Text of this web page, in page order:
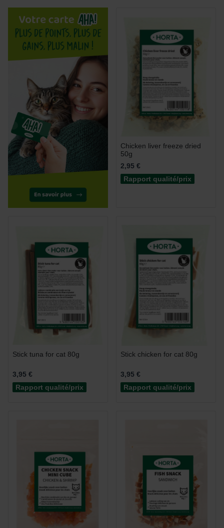
Chicken liver freeze dried
50g
2,95 €
Rapport qualité/prix
Stick tuna for cat 80g
3,95 €
Rapport qualité/prix
Stick chicken for cat 80g
3,95 €
Rapport qualité/prix